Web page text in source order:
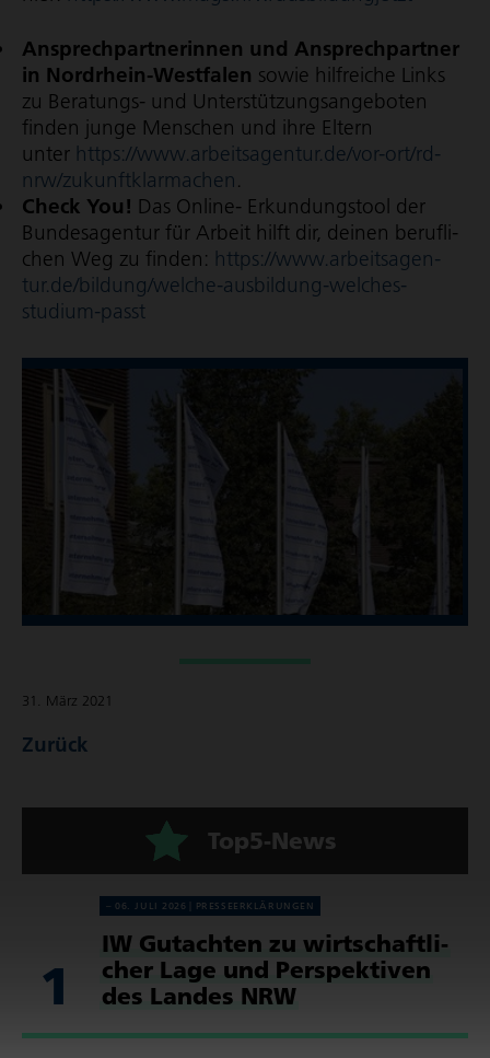
Ansprech­part­ne­rin­nen und Ansprech­part­ner
in Nordrhein-Westfalen sowie hilf­rei­che Links
zu Beratungs- und Unter­stüt­zungs­an­ge­bo­ten
finden junge Menschen und ihre Eltern
unter https://www.arbeits­agen­tur.de/vor-ort/rd-
nrw/zukunft­klar­ma­chen.
Check You! Das Online- Erkun­dungs­tool der
Bun­des­agen­tur für Arbeit hilft dir, deinen beruf­li­
chen Weg zu finden: https://www.arbeits­agen­
tur.de/bildung/welche-aus­bil­dung-welches-
studium-passt
31. März 2021
Zurück
Top5-News
1
06. JULI 2026 PRES­SE­ER­KLÄ­RUN­GEN
IW Gutachten zu wirt­schaft­li­
cher Lage und Perspek­tiven
des Landes NRW